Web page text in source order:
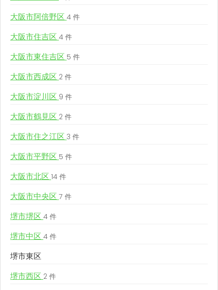
大阪市阿倍野区 4 件
大阪市住吉区 4 件
大阪市東住吉区 5 件
大阪市西成区 2 件
大阪市淀川区 9 件
大阪市鶴見区 2 件
大阪市住之江区 3 件
大阪市平野区 5 件
大阪市北区 14 件
大阪市中央区 7 件
堺市堺区 4 件
堺市中区 4 件
堺市東区
堺市西区 2 件